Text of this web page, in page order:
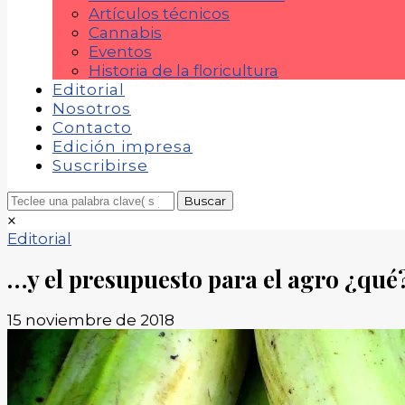
Artículos técnicos
Cannabis
Eventos
Historia de la floricultura
Editorial
Nosotros
Contacto
Edición impresa
Suscribirse
×
Editorial
…y el presupuesto para el agro
15 noviembre de 2018